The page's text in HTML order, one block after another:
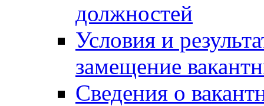
должностей
Условия и
замещение
Сведения о